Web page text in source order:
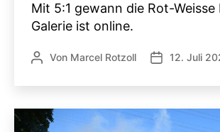
Mit 5:1 gewann die Rot-Weisse
Galerie ist online.
Beitragsautor
Von Marcel Rotzoll 12. Juli